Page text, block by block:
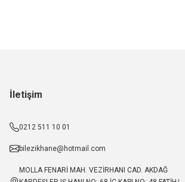
İletişim
0212 511 10 01
bilezikhane@hotmail.com
MOLLA FENARİ MAH. VEZİRHANI CAD. AKDAĞ